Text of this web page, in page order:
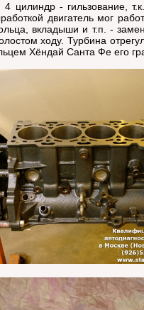
- гильзование,
двигатель мог
вкладыши и т.п. -
ходу. Турбина
Хёндай Санта Фе его